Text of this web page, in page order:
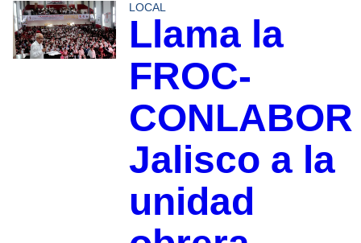
LOCAL
Llama la
FROC-
CONLABOR
Jalisco a la
unidad